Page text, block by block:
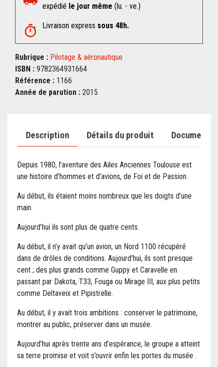
expédié le jour même (lu. - ve.)
Livraison express sous 48h.
Rubrique : Pilotage & aéronautique
ISBN : 9782364931664
Référence : 1166
Année de parution : 2015
Description Détails du produit Documents
Depuis 1980, l’aventure des Ailes Anciennes Toulouse est
une histoire d’hommes et d’avions, de Foi et de Passion.
Au début, ils étaient moins nombreux que les doigts d’une
main.
Aujourd’hui ils sont plus de quatre cents.
Au début, il n’y avait qu’un avion, un Nord 1100 récupéré
dans de drôles de conditions. Aujourd’hui, ils sont presque
cent ; des plus grands comme Guppy et Caravelle en
passant par Dakota, T33, Fouga ou Mirage III, aux plus petits
comme Deltaveix et Pipistrelle.
Au début, il y avait trois ambitions : conserver le patrimoine,
montrer au public, préserver dans un musée.
Aujourd’hui après trente ans d’espérance, le groupe a atteint
sa terre promise et voit s’ouvrir enfin les portes du musée .